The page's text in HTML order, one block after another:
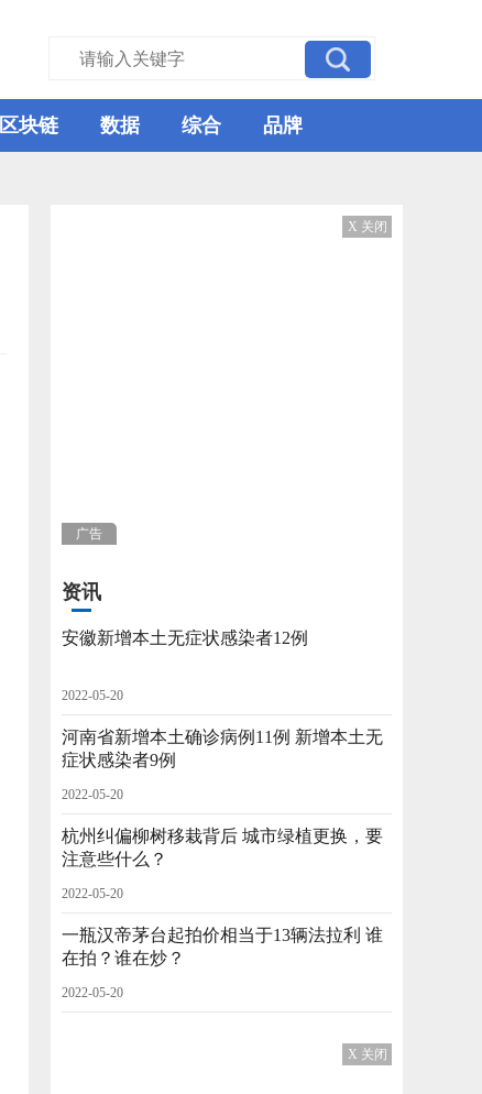
区块链 数据 综合 品牌
广告
X 关闭
资讯
安徽新增本土无症状感染者12例
2022-05-20
河南省新增本土确诊病例11例 新增本土无
症状感染者9例
2022-05-20
杭州纠偏柳树移栽背后 城市绿植更换，要
注意些什么？
2022-05-20
一瓶汉帝茅台起拍价相当于13辆法拉利 谁
在拍？谁在炒？
2022-05-20
X 关闭